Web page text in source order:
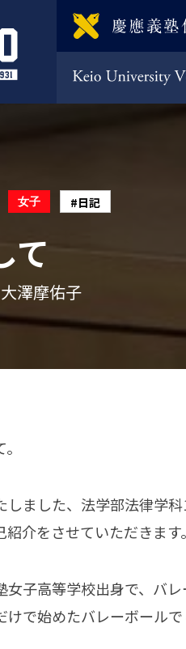
女子 #日記
て
澤摩佑子
しました、法学部法律学
介をさせていただきます。
女子高等学校出身で、バ
けで始めたバレーボール